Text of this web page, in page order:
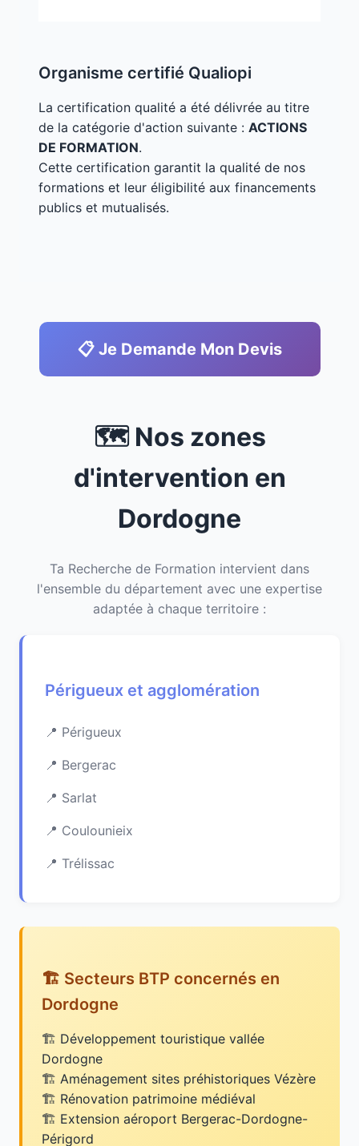
Organisme certifié Qualiopi
La certification qualité a été délivrée au titre
de la catégorie d'action suivante : ACTIONS
DE FORMATION.
Cette certification garantit la qualité de nos
formations et leur éligibilité aux financements
publics et mutualisés.
📋 Je Demande Mon Devis
🗺️ Nos zones
d'intervention en
Dordogne
Ta Recherche de Formation intervient dans
l'ensemble du département avec une expertise
adaptée à chaque territoire :
Périgueux et agglomération
Périgueux
Bergerac
Sarlat
Coulounieix
Trélissac
🏗️ Secteurs BTP concernés en
Dordogne
Développement touristique vallée
Dordogne
Aménagement sites préhistoriques Vézère
Rénovation patrimoine médiéval
Extension aéroport Bergerac-Dordogne-
Périgord